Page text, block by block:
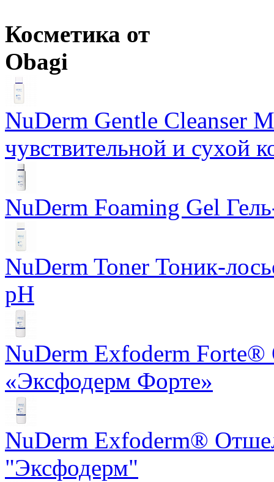
Косметика от
Obagi
NuDerm Gentle Cleanser
чувствительной и сухой
NuDerm Foaming Gel
NuDerm Toner Тоник-
pH
NuDerm Exfoderm
«Эксфодерм Форте»
NuDerm Exfoderm®
"Эксфодерм"